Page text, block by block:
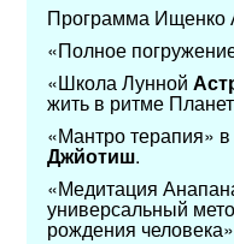
Программа Ищенко
«Полное
«Школа Лунной
жить в ритме
«Мантро терапия»
Джйотиш.
«Медитация
универсальный
рождения